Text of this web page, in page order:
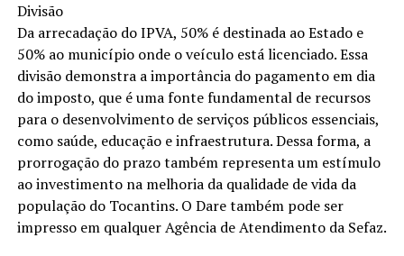
Divisão
Da arrecadação do IPVA, 50% é destinada ao Estado e
50% ao município onde o veículo está licenciado. Essa
divisão demonstra a importância do pagamento em dia
do imposto, que é uma fonte fundamental de recursos
para o desenvolvimento de serviços públicos essenciais,
como saúde, educação e infraestrutura. Dessa forma, a
prorrogação do prazo também representa um estímulo
ao investimento na melhoria da qualidade de vida da
população do Tocantins. O Dare também pode ser
impresso em qualquer Agência de Atendimento da Sefaz.